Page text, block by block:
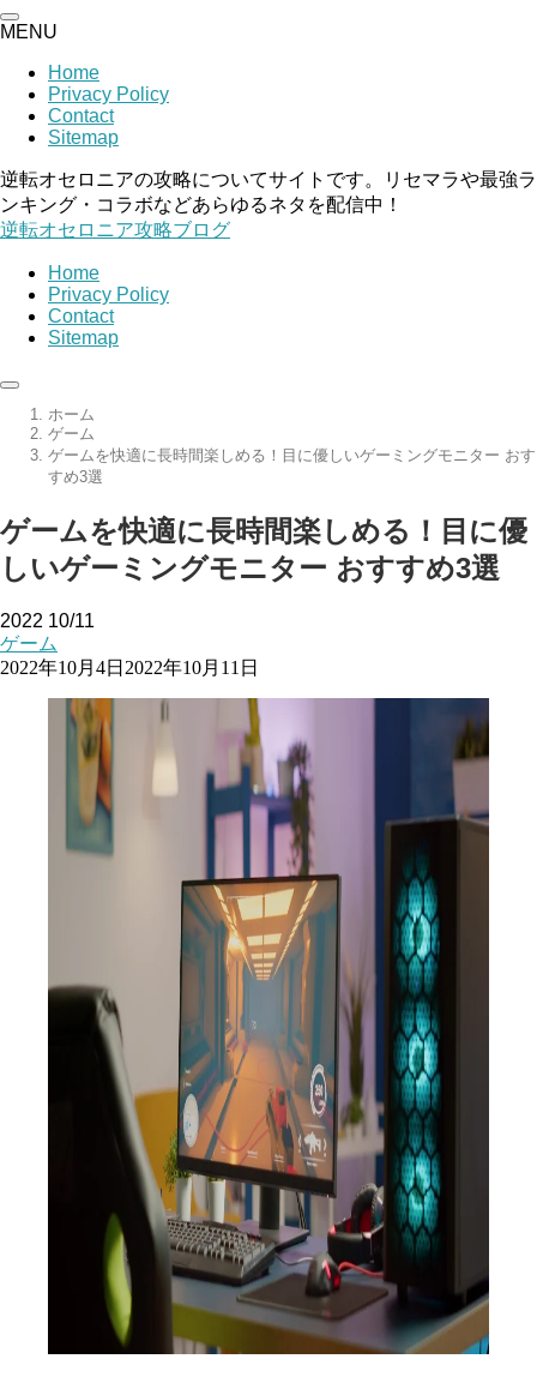
MENU
Home
Privacy Policy
Contact
Sitemap
逆転オセロニアの攻略についてサイトです。リセマラや最強ラ
ンキング・コラボなどあらゆるネタを配信中！
逆転オセロニア攻略ブログ
Home
Privacy Policy
Contact
Sitemap
ホーム
ゲーム
ゲームを快適に長時間楽しめる！目に優しいゲーミングモニター おす
すめ3選
ゲームを快適に長時間楽しめる！目に優
しいゲーミングモニター おすすめ3選
2022 10/11
ゲーム
2022年10月4日 2022年10月11日